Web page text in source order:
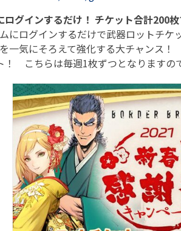
ログインするだけ！ チケット合計200枚
にログインするだけで武器ロットチケ
気にそろえて強化する大チャンス！
！ こちらは毎週1枚ずつとなりますの